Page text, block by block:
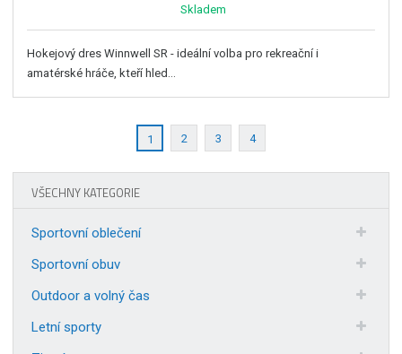
Skladem
Hokejový dres Winnwell SR - ideální volba pro rekreační i
amatérské hráče, kteří hled...
1 2 3 4
VŠECHNY KATEGORIE
Sportovní oblečení
Sportovní obuv
Outdoor a volný čas
Letní sporty